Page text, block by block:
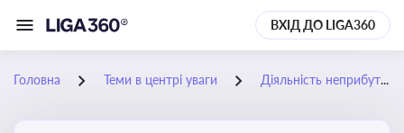
ВХІД ДО LIGA360
Головна Теми в центрі уваги Діяльність неприбуткових організацій